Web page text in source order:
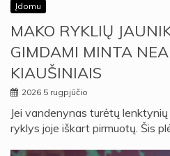
Įdomu
MAKO RYKLIŲ
GIMDAMI MINTA
KIAUŠINIAIS
2026 5 rugpjūčio
Jei vandenynas turėtų
ryklys joje iškart pirmuotų. Šis